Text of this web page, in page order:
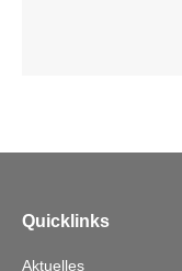
Quicklinks
Aktuelles